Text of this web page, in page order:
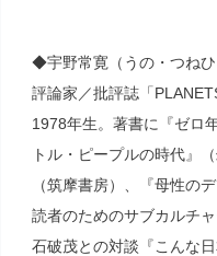
◆宇野常寛（うの・つねひ
評論家／批評誌「
1978年生。著書に『ゼロ
トル・ピープルの時代』
（筑摩書房）、『母性の
読者のためのサブカルチ
石破茂との対談『こんな